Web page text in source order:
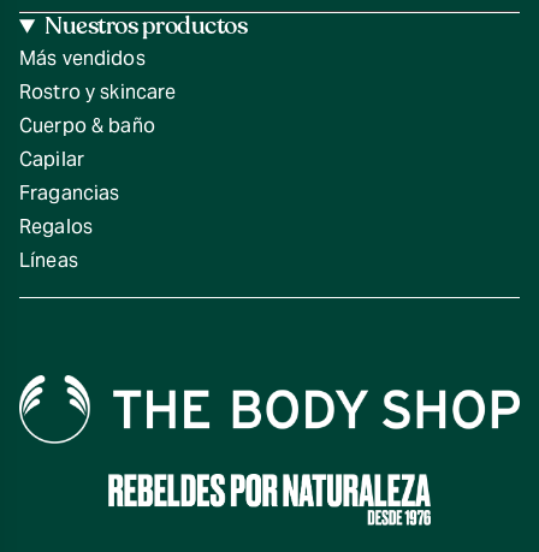
Nuestros productos
Más vendidos
Rostro y skincare
Cuerpo & baño
Capilar
Fragancias
Regalos
Líneas